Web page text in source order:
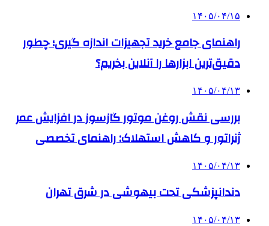
۱۴۰۵/۰۴/۱۵
راهنمای جامع خرید تجهیزات اندازه گیری؛ چطور
دقیق‌ترین ابزارها را آنلاین بخریم؟
۱۴۰۵/۰۴/۱۳
بررسی نقش روغن موتور گازسوز در افزایش عمر
ژنراتور و کاهش استهلاک: راهنمای تخصصی
۱۴۰۵/۰۴/۱۳
دندانپزشکی تحت بیهوشی در شرق تهران
۱۴۰۵/۰۴/۱۳